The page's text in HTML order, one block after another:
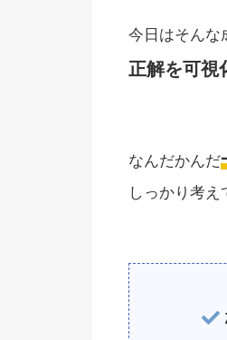
今日はそんな
正解を可視
なんだかんだ
しっかり考え